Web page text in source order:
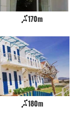
170m
180m